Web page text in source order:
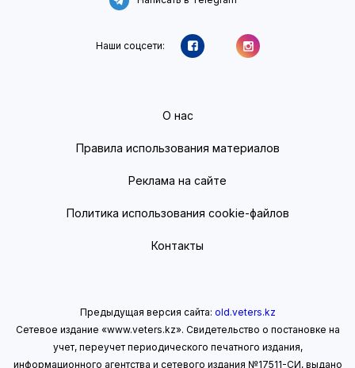
Наши соцсети:
О нас
Правила использования материалов
Реклама на сайте
Политика использования cookie-файлов
Контакты
Предыдущая версия сайта: old.veters.kz
Сетевое издание «www.veters.kz». Свидетельство о постановке на
учет, переучет периодического печатного издания,
информационного агентства и сетевого издания №17511-СИ, выдано